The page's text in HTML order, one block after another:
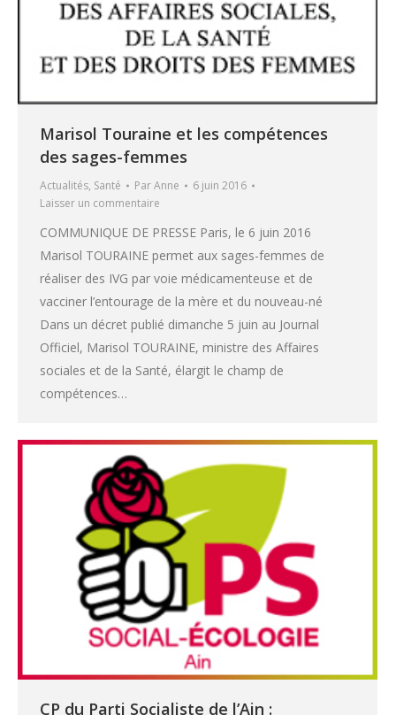
Marisol Touraine et les compétences
des sages-femmes
Actualités, Santé ParAnne
6 juin 2016
Laisser un commentaire
COMMUNIQUE DE PRESSE Paris, le 6 juin 2016
Marisol TOURAINE permet aux sages-femmes de
réaliser des IVG par voie médicamenteuse et de
vacciner l’entourage de la mère et du nouveau-né
Dans un décret publié dimanche 5 juin au Journal
Officiel, Marisol TOURAINE, ministre des Affaires
sociales et de la Santé, élargit le champ de
compétences…
CP du Parti Socialiste de l’Ain :